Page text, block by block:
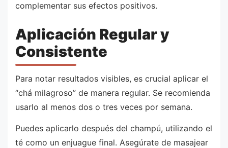
complementar sus efectos positivos.
Aplicación Regular y
Consistente
Para notar resultados visibles, es crucial aplicar el
“chá milagroso” de manera regular. Se recomienda
usarlo al menos dos o tres veces por semana.
Puedes aplicarlo después del champú, utilizando el
té como un enjuague final. Asegúrate de masajear